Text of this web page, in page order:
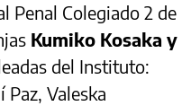
Penal Colegiado 2 de
Kumiko Kosaka y
del Instituto:
Paz, Valeska